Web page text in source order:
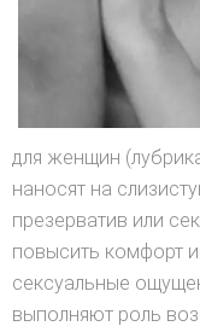
для женщин
наносят на
презерватив или
повысить комфорт
сексуальные
выполняют роль